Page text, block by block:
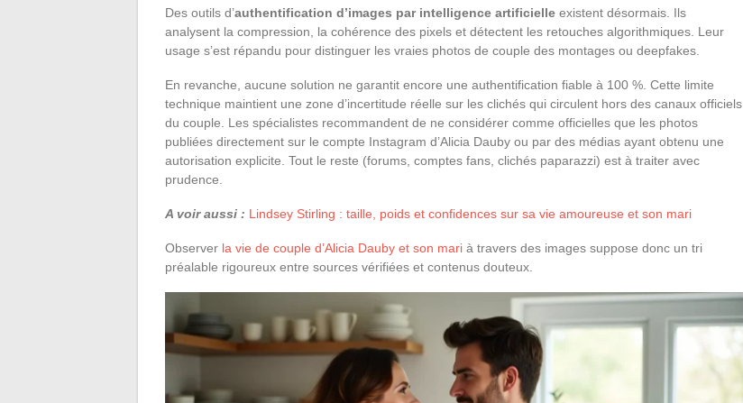
Des outils d’authentification d’images par intelligence artificielle existent désormais. Ils
analysent la compression, la cohérence des pixels et détectent les retouches algorithmiques. Leur
usage s’est répandu pour distinguer les vraies photos de couple des montages ou deepfakes.
En revanche, aucune solution ne garantit encore une authentification fiable à 100 %. Cette limite
technique maintient une zone d’incertitude réelle sur les clichés qui circulent hors des canaux officiels
du couple. Les spécialistes recommandent de ne considérer comme officielles que les photos
publiées directement sur le compte Instagram d’Alicia Dauby ou par des médias ayant obtenu une
autorisation explicite. Tout le reste (forums, comptes fans, clichés paparazzi) est à traiter avec
prudence.
A voir aussi : Lindsey Stirling : taille, poids et confidences sur sa vie amoureuse et son mari
Observer la vie de couple d’Alicia Dauby et son mari à travers des images suppose donc un tri
préalable rigoureux entre sources vérifiées et contenus douteux.